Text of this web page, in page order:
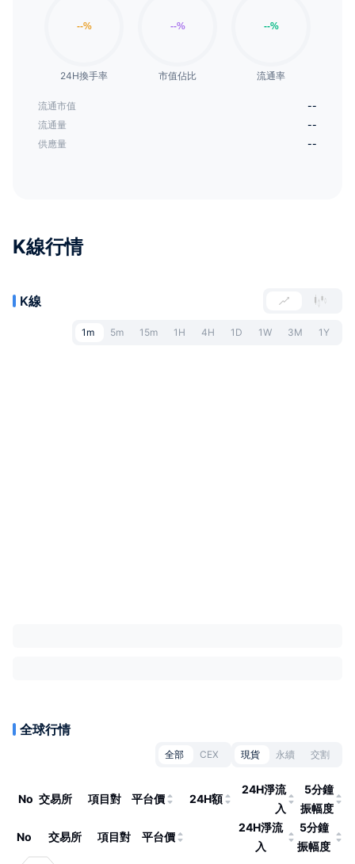
24H換手率 市值佔比 流通率
流通市值
--
流通量
--
供應量
--
K線行情
K線
1m 5m 15m 1H 4H 1D 1W 3M 1Y
全球行情
全部 CEX 現貨 永續 交割
No 交易所 項目對 平台價 24H額
24H淨流
入
5分鐘
振幅度
No 交易所 項目對 平台價
24H淨流
入
5分鐘
振幅度